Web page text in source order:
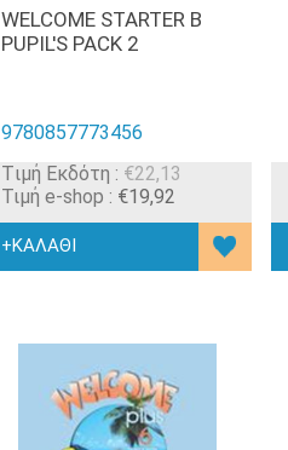
WELCOME STARTER B
PUPIL'S PACK 2
9780857773456
Tιμή Εκδότη : €22,13
Τιμή e-shop : €19,92